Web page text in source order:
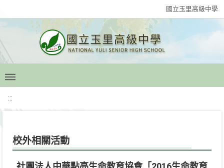
國立玉里高級中學
:::
校外相關活動